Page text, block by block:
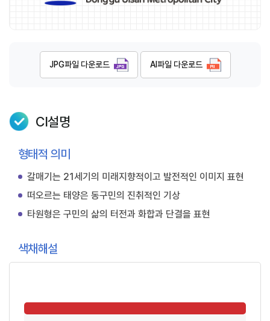
JPG파일 다운로드 AI파일 다운로드
CI설명
형태적 의미
갈매기는 21세기의 미래지향적이고 발전적인 이미지 표현
떠오르는 태양은 동구민의 진취적인 기상
타원형은 구민의 삶의 터전과 화합과 단결을 표현
색채해설